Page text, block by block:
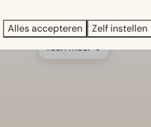
Ligging
Toon meer ↓
Alles accepteren Zelf instellen